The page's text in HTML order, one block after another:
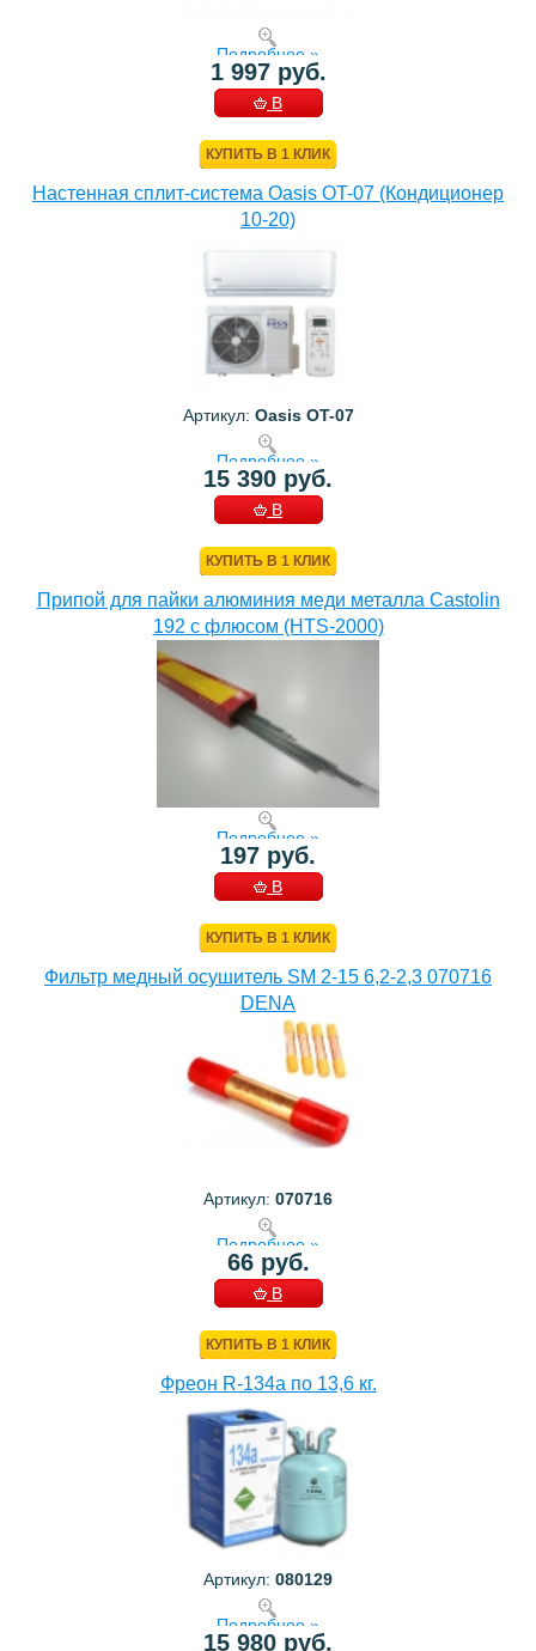
Подробнее »
1 997 руб.
В
КУПИТЬ В 1 КЛИК
Настенная сплит-система Oasis OT-07 (Кондиционер
10-20)
Артикул: Oasis OT-07
Подробнее »
15 390 руб.
В
КУПИТЬ В 1 КЛИК
Припой для пайки алюминия меди металла Castolin
192 с флюсом (HTS-2000)
Подробнее »
197 руб.
В
КУПИТЬ В 1 КЛИК
Фильтр медный осушитель SM 2-15 6,2-2,3 070716
DENA
Артикул: 070716
Подробнее »
66 руб.
В
КУПИТЬ В 1 КЛИК
Фреон R-134a по 13,6 кг.
Артикул: 080129
Подробнее »
15 980 руб.